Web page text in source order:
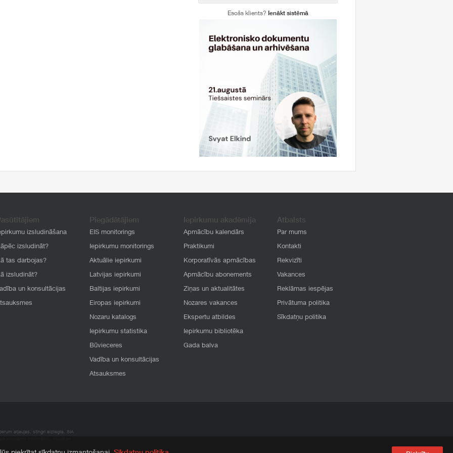
Esošs klients? Ienākt sistēmā
izsludināšana
izsludināt?
tas darbojas?
izsludināt?
un konsultācijas
Piegādātājiem
EIS monitorings
Iepirkumu monitorings
Aktuālie iepirkumi
Latvijas iepirkumi
Baltijas iepirkumi
Eiropas iepirkumi
Nozaru katalogs
Iepirkumu statistika
Būvieceres
Vadība un konsultācijas
Atsauksmes
Iepirkumu akadēmija
Apmācību kalendārs
Praktikumi
Korporatīvās apmācības
Apmācību abonements
Ziņas un aktualitātes
Nozares vakances
Ekspertu atbildes
Iepirkumu bibliotēka
Gada balva
Atbalsts
Par mums
Kontakti
Rekvizīti
Vakances
Reklāmas iespējas
Privātuma politika
Sīkdatņu politika
atļaujas, stingri aizliegta. SIA